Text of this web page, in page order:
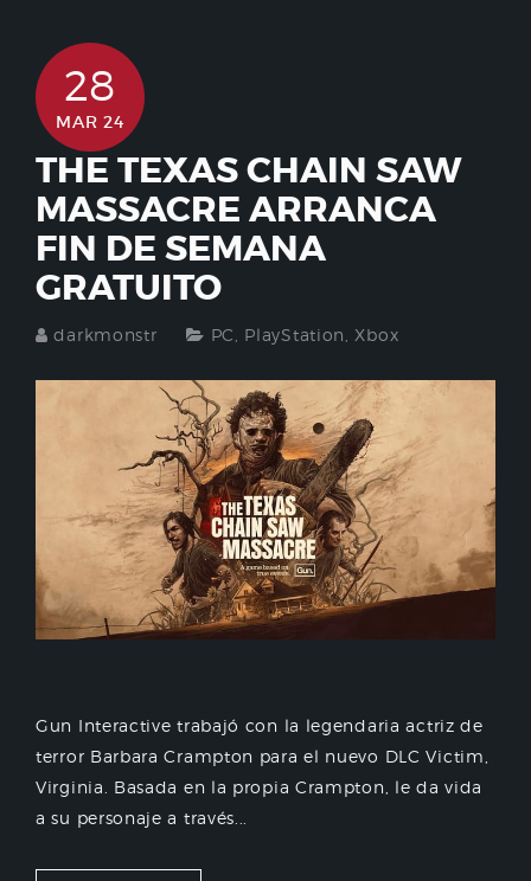
28
MAR 24
THE TEXAS CHAIN SAW
MASSACRE ARRANCA
FIN DE SEMANA
GRATUITO
darkmonstr PC PlayStation Xbox
Gun Interactive trabajó con la legendaria actriz de
terror Barbara Crampton para el nuevo DLC Victim,
Virginia. Basada en la propia Crampton, le da vida
a su personaje a través...